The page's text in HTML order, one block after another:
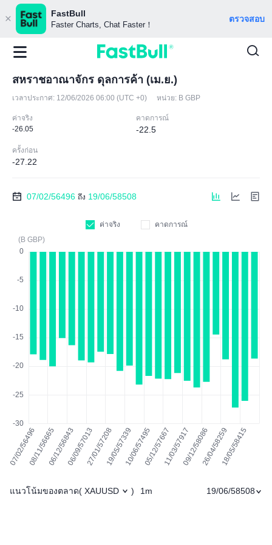
FastBull
Faster Charts, Chat Faster！
ตรวจสอบ
สหราชอาณาจักร ดุลการค้า (เม.ย.)
เวลาประกาศ: 12/06/2026 06:00 (UTC +0) หน่วย: B GBP
ค่าจริง
-26.05
คาดการณ์
-22.5
ครั้งก่อน
-27.22
07/02/56496 ถึง 19/06/58508
ค่าจริง
คาดการณ์
(B GBP)
แนวโน้มของตลาด( XAUUSD ) 1m 19/06/58508